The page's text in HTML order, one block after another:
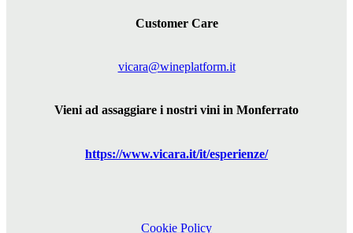
Customer Care
vicara@wineplatform.it
Vieni ad assaggiare i nostri vini in Monferrato
https://www.vicara.it/it/esperienze/
Cookie Policy